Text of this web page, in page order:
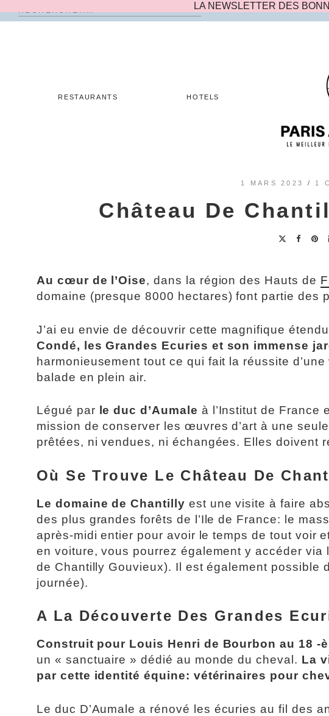
Rechercher :
RESTAURANTS HOTELS
1 MARS 2023 / 1
Château De
Au cœur de l’Oise, dans la région des Hauts de
domaine (presque 8000 hectares) font partie des
J’ai eu envie de découvrir cette magnifique
Condé, les Grandes Ecuries et son immense
harmonieusement tout ce qui fait la réussite
balade en plein air.
Légué par le duc d’Aumale à l’Institut de France
mission de conserver les œuvres d’art à une
prêtées, ni vendues, ni échangées. Elles doivent
Où Se Trouve Le Château De
Le domaine de Chantilly est une visite à faire
des plus grandes forêts de l’Ile de France: le
après-midi entier pour avoir le temps de tout voir
en voiture, vous pourrez également y accéder via
de Chantilly Gouvieux). Il est également possible
journée).
A La Découverte Des Grandes
Construit pour Louis Henri de Bourbon au 18 -
un « sanctuaire » dédié au monde du cheval. La
par cette identité équine: vétérinaires pour
Le duc D’Aumale a rénové les écuries au fil des
LA NEWSLETTER DES